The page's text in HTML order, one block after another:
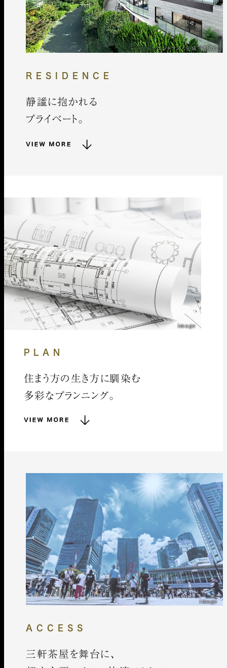
エントランス完成予想CG
RESIDENCE
静謐に抱かれる
プライベート。
image
PLAN
住まう方の生き方に馴染む
多彩なプランニング。
image
ACCESS
三軒茶屋を舞台に、